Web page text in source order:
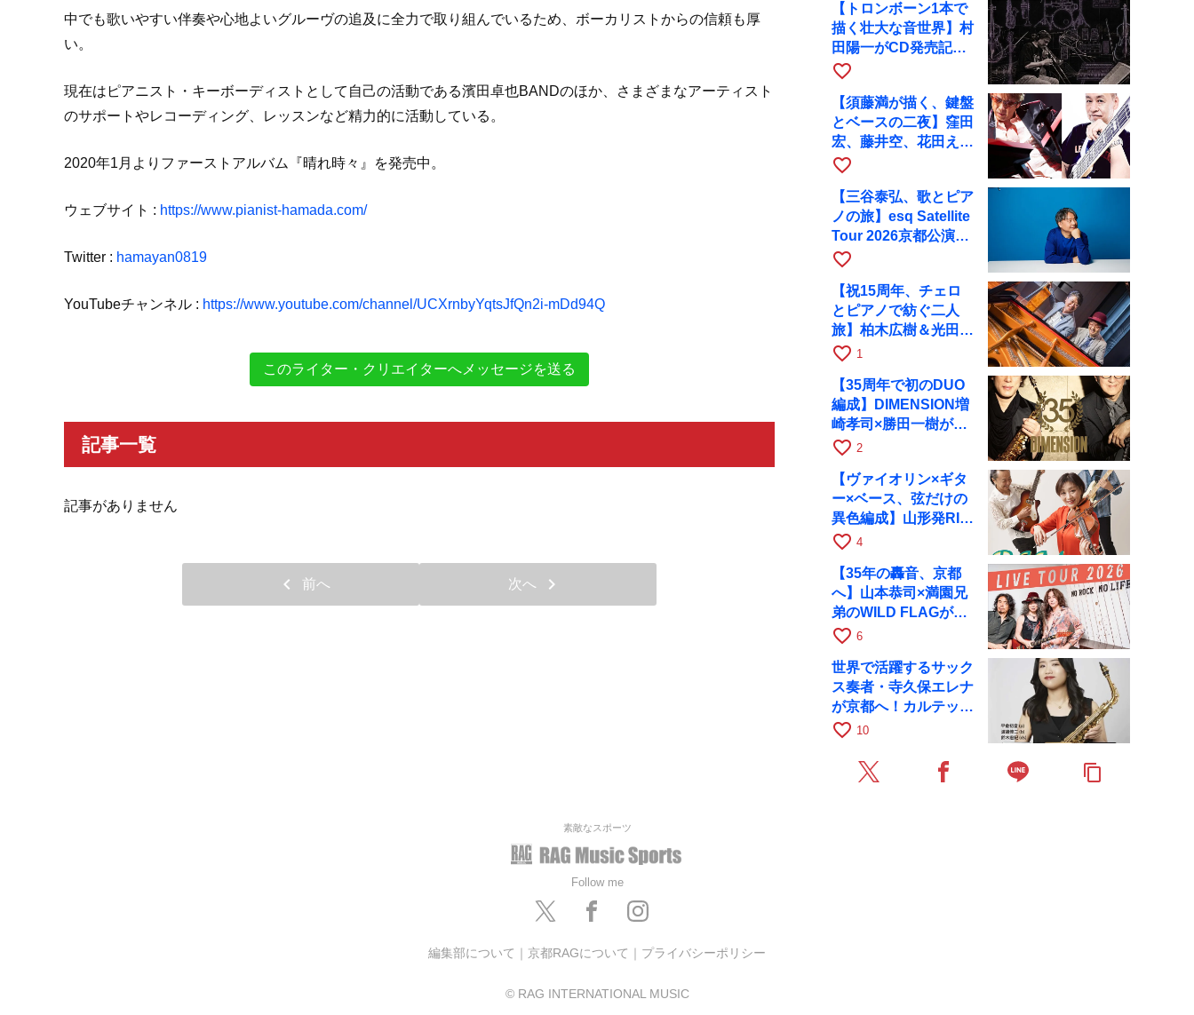
中でも歌いやすい伴奏や心地よいグルーヴの追及に全力で取り組んでいるため、ボーカリストからの信頼も厚
い。
現在はピアニスト・キーボーディストとして自己の活動である濱田卓也BANDのほか、さまざまなアーティスト
のサポートやレコーディング、レッスンなど精力的に活動している。
2020年1月よりファーストアルバム『晴れ時々』を発売中。
ウェブサイト : https://www.pianist-hamada.com/
Twitter : hamayan0819
YouTubeチャンネル : https://www.youtube.com/channel/UCXrnbyYqtsJfQn2i-mDd94Q
このライター・クリエイターへメッセージを送る
記事一覧
記事がありません
chevron_left 前へ 次へ chevron_right
【トロンボーン1本で
描く壮大な音世界】村
田陽一がCD発売記念
ツアーで9月4日に京
favorite_border
【須藤満が描く、鍵盤
とベースの二夜】窪田
宏、藤井空、花田えみ
と京都RAGで共演
favorite_border
【三谷泰弘、歌とピア
ノの旅】esq Satellite
Tour 2026京都公演を
10月に開催
favorite_border
【祝15周年、チェロ
とピアノで紡ぐ二人
旅】柏木広樹＆光田健
一が11月12日に京都
favorite_border 1
【35周年で初のDUO
編成】DIMENSION増
崎孝司×勝田一樹が10
月11日に京都RAGへ
favorite_border 2
【ヴァイオリン×ギタ
ー×ベース、弦だけの
異色編成】山形発RIM
が初全国ツアーで8月
favorite_border 4
【35年の轟音、京都
へ】山本恭司×満園兄
弟のWILD FLAGが8
月6日にRAGでライブ
favorite_border 6
世界で活躍するサック
ス奏者・寺久保エレナ
が京都へ！カルテッ
ト・ツアー京都公演を
favorite_border 10
content_copy
素敵なスポーツ
Follow me
編集部について 京都RAGについて プライバシーポリシー
© RAG INTERNATIONAL MUSIC